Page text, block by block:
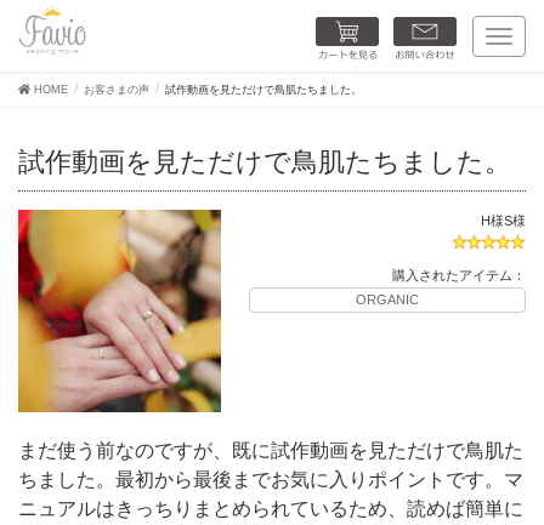
T
o
i
g
t
お問い合わせ
カートを見る
HOME お客さまの声 試作動画を見ただけで鳥肌たちました。
試作動画を見ただけで鳥肌たちました。
H様S様
購入されたアイテム：
ORGANIC
まだ使う前なのですが、既に試作動画を見ただけで鳥肌た
ちました。最初から最後までお気に入りポイントです。マ
ニュアルはきっちりまとめられているため、読めば簡単に